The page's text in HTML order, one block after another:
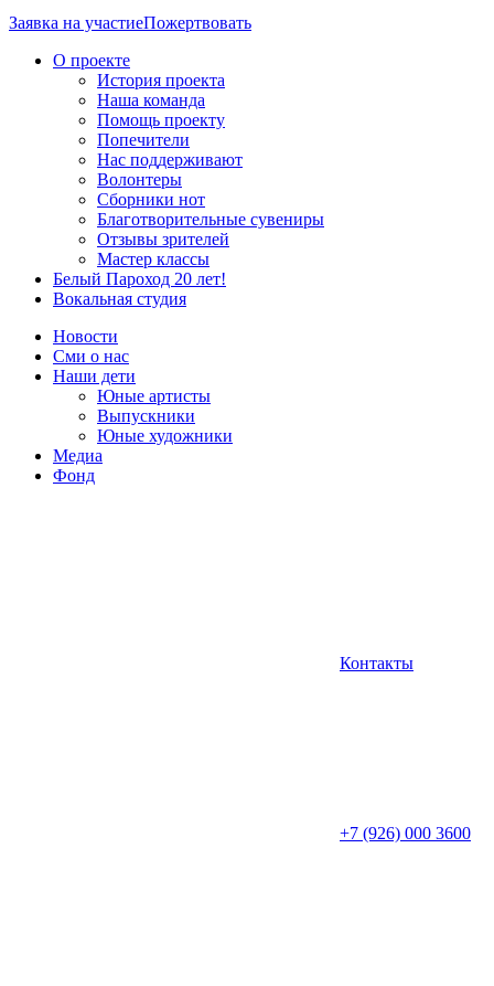
Заявка на участиеПожертвовать
О проекте
История проекта
Наша команда
Помощь проекту
Попечители
Нас поддерживают
Волонтеры
Сборники нот
Благотворительные сувениры
Отзывы зрителей
Мастер классы
Белый Пароход 20 лет!
Вокальная студия
Новости
Сми о нас
Наши дети
Юные артисты
Выпускники
Юные художники
Медиа
Фонд
Контакты
+7 (926) 000 3600